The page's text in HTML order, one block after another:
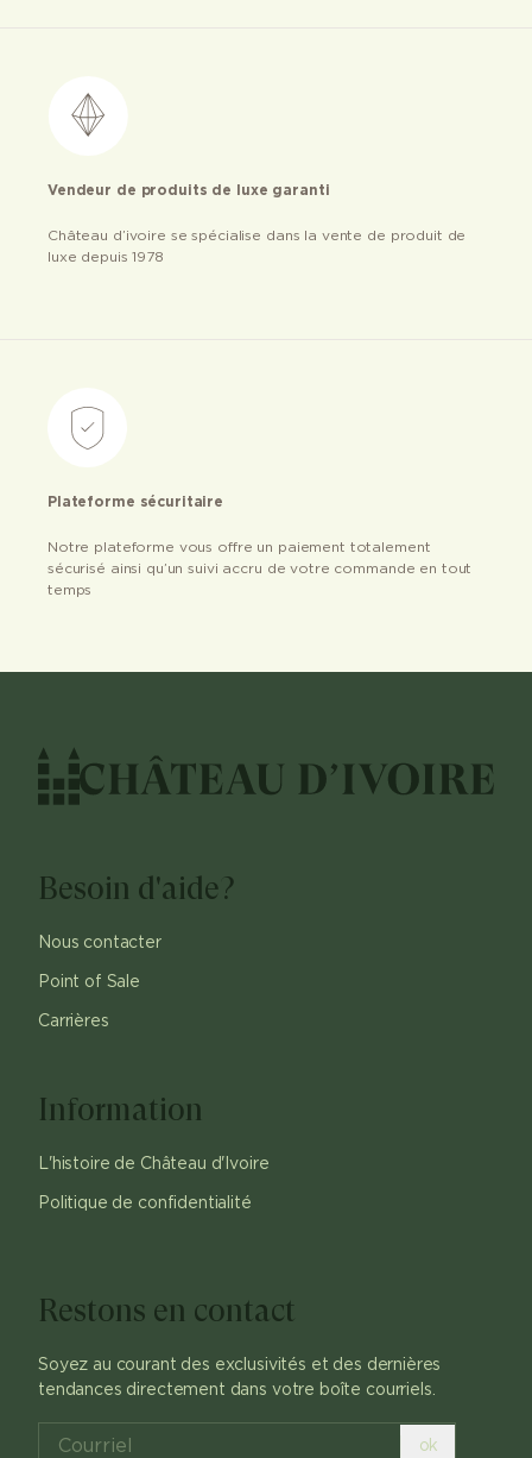
Vendeur de produits de luxe garanti
Château d’ivoire se spécialise dans la vente de produit de
luxe depuis 1978
Plateforme sécuritaire
Notre plateforme vous offre un paiement totalement
sécurisé ainsi qu’un suivi accru de votre commande en tout
temps
Besoin d'aide?
Nous contacter
Point of Sale
Carrières
Information
L'histoire de Château d'Ivoire
Politique de confidentialité
Restons en contact
Soyez au courant des exclusivités et des dernières
tendances directement dans votre boîte courriels.
ok